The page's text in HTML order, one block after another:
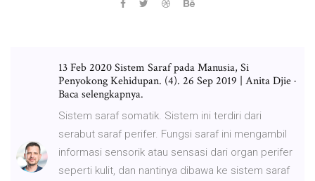
13 Feb 2020 Sistem Saraf pada Manusia, Si
Penyokong Kehidupan. (4). 26 Sep 2019 | Anita Djie ·
Baca selengkapnya.
Sistem saraf somatik. Sistem ini terdiri dari
serabut saraf perifer. Fungsi saraf ini mengambil
informasi sensorik atau sensasi dari organ perifer
seperti kulit, dan nantinya dibawa ke sistem saraf